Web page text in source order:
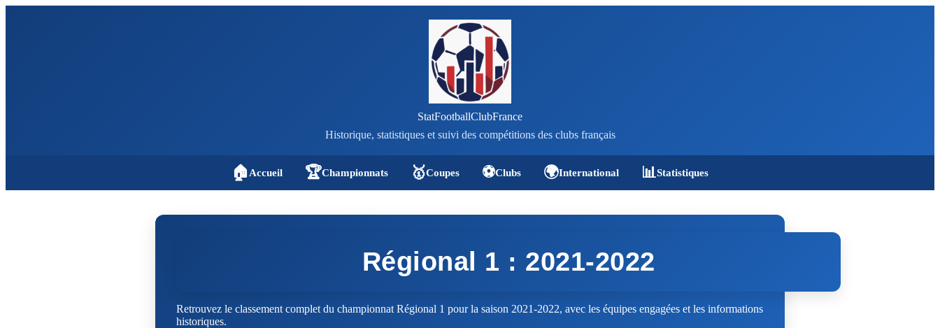
StatFootballClubFrance
Historique, statistiques et suivi des compétitions des clubs français
🏠 Accueil 🏆Championnats 🥇Coupes ⚽Clubs 🌍International 📊Statistiques
Régional 1 : 2021-2022
Retrouvez le classement complet du championnat Régional 1 pour la saison 2021-2022, avec les équipes engagées et les informations
historiques.